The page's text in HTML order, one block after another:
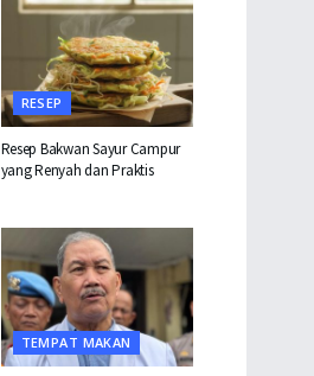
RESEP
Resep Bakwan Sayur Campur
yang Renyah dan Praktis
TEMPAT MAKAN